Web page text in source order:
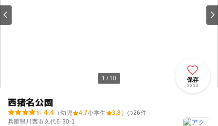
1 / 10
西猪名公園
4.4 （幼児 4.7小学生 3.8 ） 26件
兵庫県川西市久代6-30-1
保存
3313